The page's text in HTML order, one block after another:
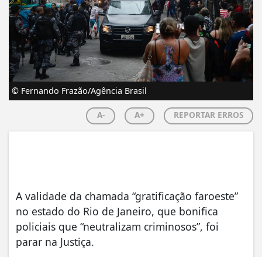
© Fernando Frazão/Agência Brasil
A- A+ REPORTAR ERROS
A validade da chamada “gratificação faroeste”
no estado do Rio de Janeiro, que bonifica
policiais que “neutralizam criminosos”, foi
parar na Justiça.